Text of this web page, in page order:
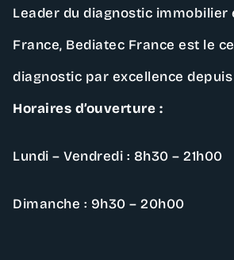
Leader du diagnostic immobilier
France, Bediatec France est le
diagnostic par excellence depuis
Horaires d’ouverture :
Lundi – Vendredi : 8h30 – 21h00
Dimanche : 9h30 – 20h00